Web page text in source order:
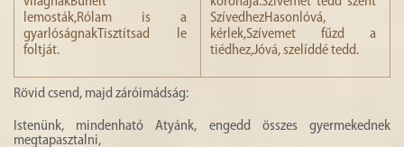
lemosták,Rólam is a
gyarlóságnakTisztítsad le
foltját.
SzívedhezHasonlóvá,
kérlek,Szívemet fűzd a
tiédhez,Jóvá, szelíddé tedd.
Rövid csend, majd záróimádság:
Istenünk, mindenható Atyánk, engedd összes gyermekednek
megtapasztalni,